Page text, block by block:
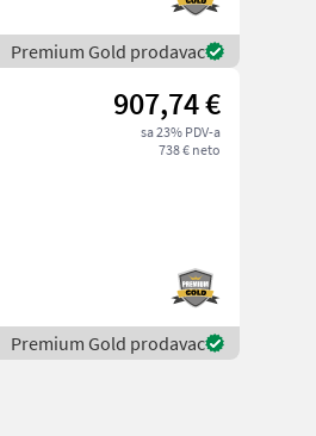
Premium Gold prodavac
907,74 €
sa 23% PDV-a
738 € neto
Premium Gold prodavac